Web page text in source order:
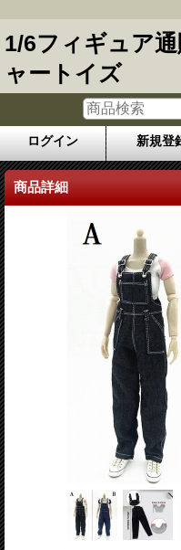
1/6フィギュア
ャートイズ
ログイン 新規登
商品詳細